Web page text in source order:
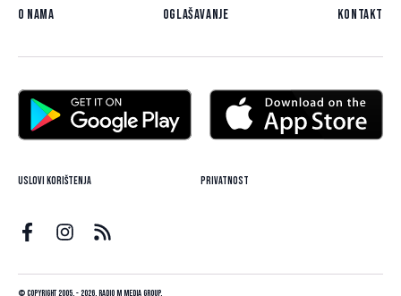
O nama Oglašavanje Kontakt
Uslovi korištenja Privatnost
© Copyright 2005. - 2026. Radio M Media Group.